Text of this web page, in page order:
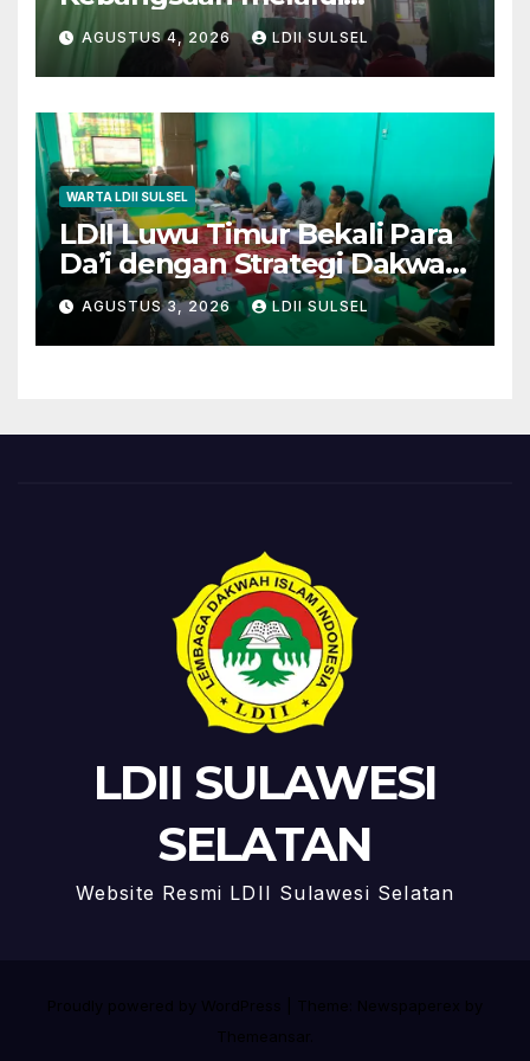
Pengajian Rutin
AGUSTUS 4, 2026 LDII SULSEL
WARTA LDII SULSEL
LDII Luwu Timur Bekali Para
Da’i dengan Strategi Dakwah
dan Kewirausahaan untuk
Wujudkan Kemandirian
AGUSTUS 3, 2026 LDII SULSEL
LDII SULAWESI
SELATAN
Website Resmi LDII Sulawesi Selatan
Proudly powered by WordPress
Theme: Newspaperex by
Themeansar